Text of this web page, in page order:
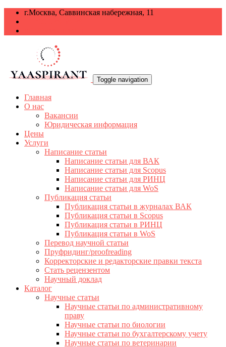
г.Москва, Саввинская набережная, 11
Toggle navigation
Главная
О нас
Вакансии
Юридическая информация
Цены
Услуги
Написание статьи
Написание статьи для ВАК
Написание статьи для Scopus
Написание статьи для РИНЦ
Написание статьи для WoS
Публикация статьи
Публикация статьи в журналах ВАК
Публикация статьи в Scopus
Публикация статьи в РИНЦ
Публикация статьи в WoS
Перевод научной статьи
Пруфридинг/proofreading
Корректорские и редакторские правки текста
Стать рецензентом
Научный доклад
Каталог
Научные статьи
Научные статьи по административному
праву
Научные статьи по биологии
Научные статьи по бухгалтерскому учету
Научные статьи по ветеринарии